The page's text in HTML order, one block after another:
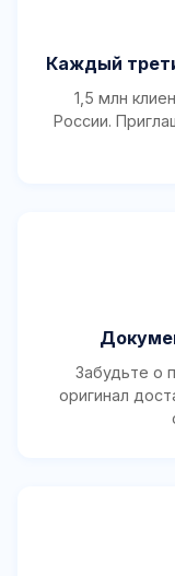
Каждый
1,5 млн
России.
Забудьте о
оригинал